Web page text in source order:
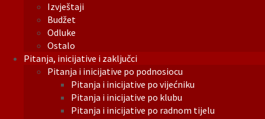
Izvještaji
Budžet
Odluke
Ostalo
Pitanja, inicijative i zaključci
Pitanja i inicijative po podnosiocu
Pitanja i inicijative po vijećniku
Pitanja i inicijative po klubu
Pitanja i inicijative po radnom tijelu